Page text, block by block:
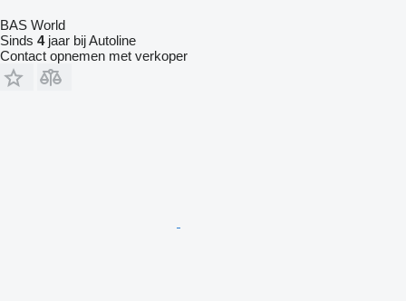
BAS World
Sinds 4jaar bij Autoline
Contact opnemen met verkoper